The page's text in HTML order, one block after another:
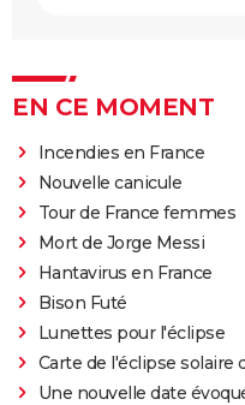
EN CE MOMENT
Incendies en France
Nouvelle canicule
Tour de France femmes
Mort de Jorge Messi
Hantavirus en France
Bison Futé
Lunettes pour l'éclipse
Carte de l'éclipse solaire
Une nouvelle date